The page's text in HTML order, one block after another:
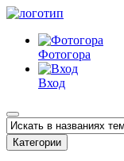
Фотогора
Вход
Категории